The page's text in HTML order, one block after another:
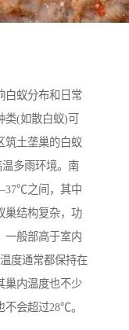
白蚁分布和日常
(如散白蚁)可
筑土垄巢的白蚁
多雨环境。南
之间，其中
结构复杂，功
一般部高于室内
度通常都保持在
内温度也不少
会超过28℃。